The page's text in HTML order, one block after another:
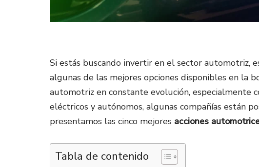
Si estás buscando invertir en el sector automotriz,
algunas de las mejores opciones disponibles en la
automotriz en constante evolución, especialmente
eléctricos y autónomos, algunas compañías están
presentamos las cinco mejores acciones
Tabla de contenido